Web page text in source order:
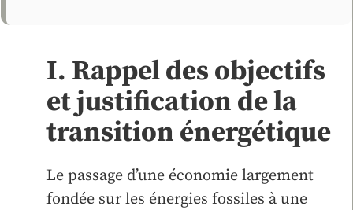
I. Rappel des objectifs
et justification de la
transition énergétique
Le passage d’une économie largement
fondée sur les énergies fossiles à une